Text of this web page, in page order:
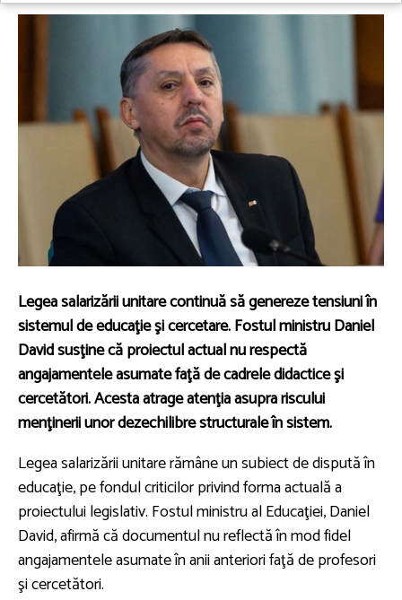
Legea salarizării unitare continuă să genereze tensiuni în
sistemul de educaţie şi cercetare. Fostul ministru Daniel
David susţine că proiectul actual nu respectă
angajamentele asumate faţă de cadrele didactice şi
cercetători. Acesta atrage atenţia asupra riscului
menţinerii unor dezechilibre structurale în sistem.
Legea salarizării unitare rămâne un subiect de dispută în
educaţie, pe fondul criticilor privind forma actuală a
proiectului legislativ. Fostul ministru al Educaţiei, Daniel
David, afirmă că documentul nu reflectă în mod fidel
angajamentele asumate în anii anteriori faţă de profesori
şi cercetători.